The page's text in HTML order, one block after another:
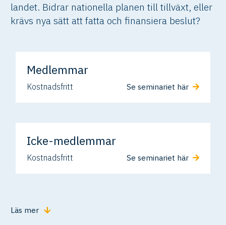
landet. Bidrar nationella planen till tillväxt, eller
krävs nya sätt att fatta och finansiera beslut?
Medlemmar
Kostnadsfritt Se seminariet här
Icke-medlemmar
Kostnadsfritt Se seminariet här
Läs mer